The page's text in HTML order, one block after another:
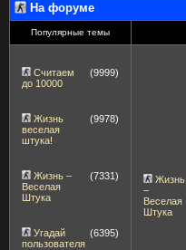
На форуме
Популярные темы
Считаем
до 10000
(9999)
Жизнь
веселая
штука!
(9978)
Жизнь –
Веселая
Штука
(7331)
Угадай
пользователя
(6395)
Жизнь
–
Веселая
Штука